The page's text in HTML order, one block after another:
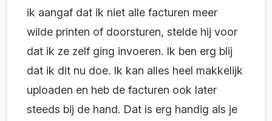
ik aangaf dat ik niet alle facturen meer
wilde printen of doorsturen, stelde hij voor
dat ik ze zelf ging invoeren. Ik ben erg blij
dat ik dit nu doe. Ik kan alles heel makkelijk
uploaden en heb de facturen ook later
steeds bij de hand. Dat is erg handig als je